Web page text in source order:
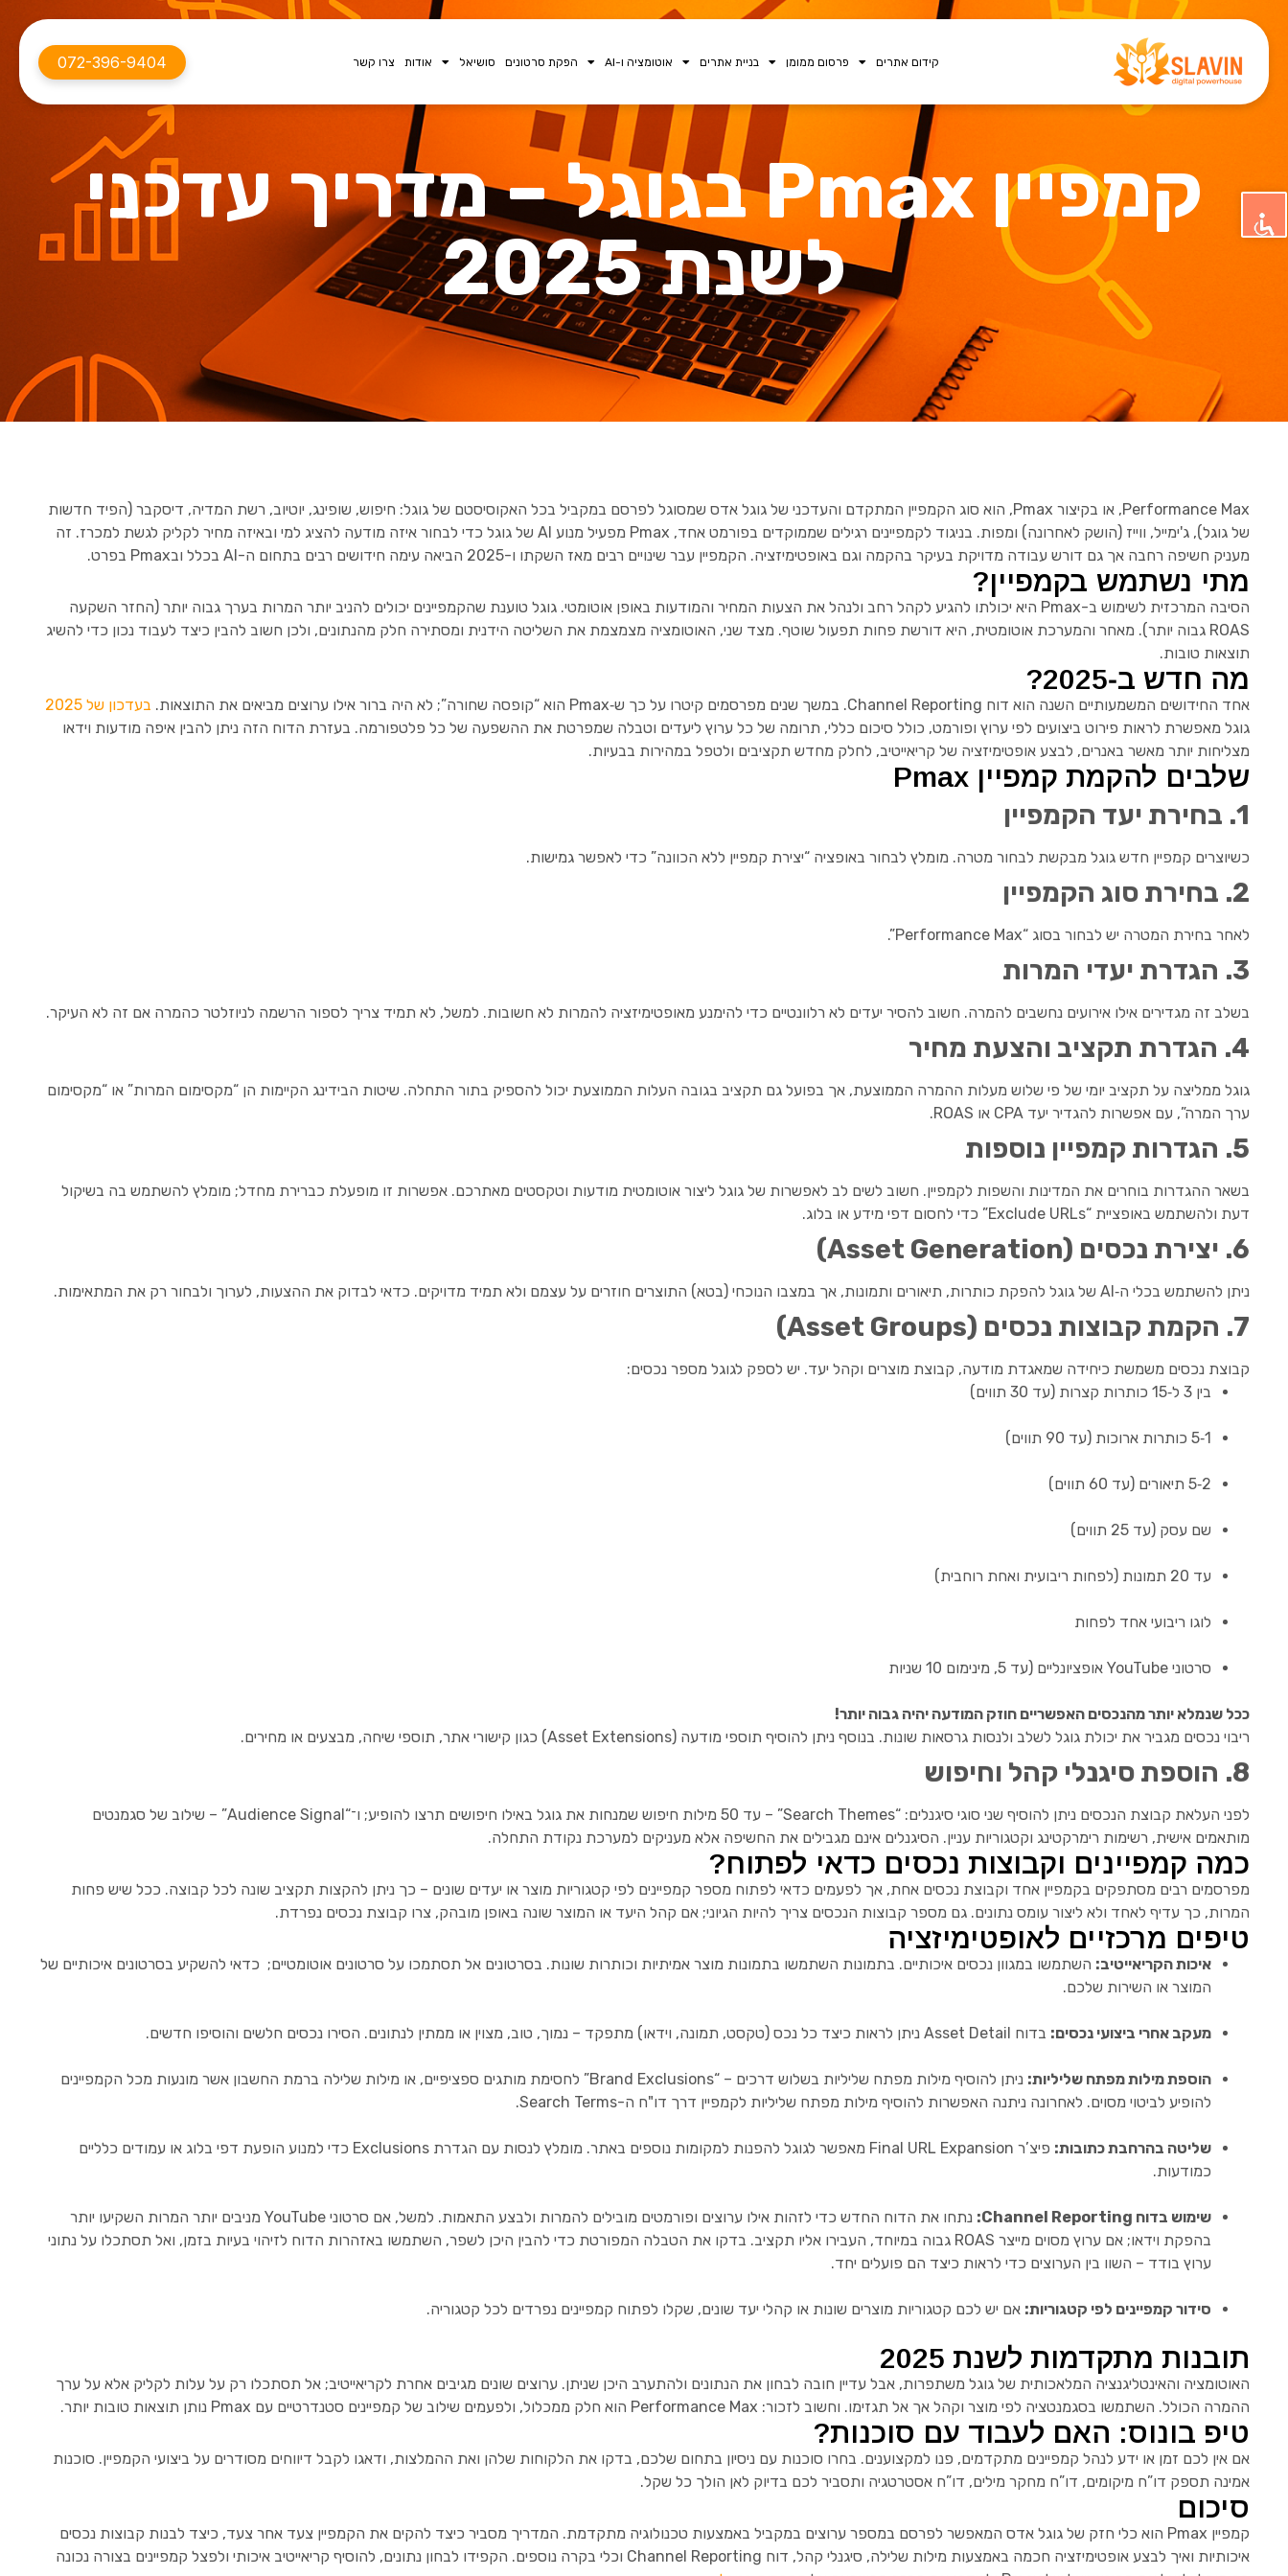
קידום אתרים פרסום ממומן בניית אתרים אוטומציה ו-AI הפקת סרטונים סושיאל אודות צרו קשר 072-396-9404
קמפיין Pmax בגוגל – מדריך עדכני
לשנת 2025
Performance Max, או בקיצור Pmax, הוא סוג הקמפיין המתקדם והעדכני של גוגל אדס שמסוגל לפרסם במקביל בכל האקוסיסטם של גוגל: חיפוש, שופינג, יוטיוב, רשת המדיה, דיסקבר (הפיד חדשות
של גוגל), ג'ימייל, ווייז (הושק לאחרונה) ומפות. בניגוד לקמפיינים רגילים שממוקדים בפורמט אחד, Pmax מפעיל מנוע AI של גוגל כדי לבחור איזה מודעה להציג למי ובאיזה מחיר לקליק לגשת למכרז. זה
מעניק חשיפה רחבה אך גם דורש עבודה מדויקת בעיקר בהקמה וגם באופטימיזציה. הקמפיין עבר שינויים רבים מאז השקתו ו-2025 הביאה עימה חידושים רבים בתחום ה-AI בכלל ובPmax בפרט.
מתי נשתמש בקמפיין?
הסיבה המרכזית לשימוש ב-Pmax היא יכולתו להגיע לקהל רחב ולנהל את הצעות המחיר והמודעות באופן אוטומטי. גוגל טוענת שהקמפיינים יכולים להניב יותר המרות בערך גבוה יותר (החזר השקעה
ROAS גבוה יותר). מאחר והמערכת אוטומטית, היא דורשת פחות תפעול שוטף. מצד שני, האוטומציה מצמצמת את השליטה הידנית ומסתירה חלק מהנתונים, ולכן חשוב להבין כיצד לעבוד נכון כדי להשיג
תוצאות טובות.
מה חדש ב‑2025?
אחד החידושים המשמעותיים השנה הוא דוח Channel Reporting. במשך שנים מפרסמים קיטרו על כך ש‑Pmax הוא “קופסה שחורה”; לא היה ברור אילו ערוצים מביאים את התוצאות.
בעדכון של 2025
גוגל מאפשרת לראות פירוט ביצועים לפי ערוץ ופורמט, כולל סיכום כללי, תרומה של כל ערוץ ליעדים וטבלה שמפרטת את ההשפעה של כל פלטפורמה. בעזרת הדוח הזה ניתן להבין איפה מודעות וידאו
מצליחות יותר מאשר באנרים, לבצע אופטימיזציה של קריאייטיב, לחלק מחדש תקציבים ולטפל במהירות בבעיות.
שלבים להקמת קמפיין Pmax
1. בחירת יעד הקמפיין
כשיוצרים קמפיין חדש גוגל מבקשת לבחור מטרה. מומלץ לבחור באופציה “יצירת קמפיין ללא הכוונה” כדי לאפשר גמישות.
2. בחירת סוג הקמפיין
לאחר בחירת המטרה יש לבחור בסוג “Performance Max”.
3. הגדרת יעדי המרות
בשלב זה מגדירים אילו אירועים נחשבים להמרה. חשוב להסיר יעדים לא רלוונטיים כדי להימנע מאופטימיזציה להמרות לא חשובות. למשל, לא תמיד צריך לספור הרשמה לניוזלטר כהמרה אם זה לא העיקר.
4. הגדרת תקציב והצעת מחיר
גוגל ממליצה על תקציב יומי של פי שלוש מעלות ההמרה הממוצעת, אך בפועל גם תקציב בגובה העלות הממוצעת יכול להספיק בתור התחלה. שיטות הבידינג הקיימות הן “מקסימום המרות” או “מקסימום
ערך המרה”, עם אפשרות להגדיר יעד CPA או ROAS.
5. הגדרות קמפיין נוספות
בשאר ההגדרות בוחרים את המדינות והשפות לקמפיין. חשוב לשים לב לאפשרות של גוגל ליצור אוטומטית מודעות וטקסטים מאתרכם. אפשרות זו מופעלת כברירת מחדל; מומלץ להשתמש בה בשיקול
דעת ולהשתמש באופציית “Exclude URLs” כדי לחסום דפי מידע או בלוג.
6. יצירת נכסים (Asset Generation)
ניתן להשתמש בכלי ה‑AI של גוגל להפקת כותרות, תיאורים ותמונות, אך במצבו הנוכחי (בטא) התוצרים חוזרים על עצמם ולא תמיד מדויקים. כדאי לבדוק את ההצעות, לערוך ולבחור רק את המתאימות.
7. הקמת קבוצות נכסים (Asset Groups)
קבוצת נכסים משמשת כיחידה שמאגדת מודעה, קבוצת מוצרים וקהל יעד. יש לספק לגוגל מספר נכסים:
בין 3 ל‑15 כותרות קצרות (עד 30 תווים)
1‑5 כותרות ארוכות (עד 90 תווים)
2‑5 תיאורים (עד 60 תווים)
שם עסק (עד 25 תווים)
עד 20 תמונות (לפחות ריבועית ואחת רוחבית)
לוגו ריבועי אחד לפחות
סרטוני YouTube אופציונליים (עד 5, מינימום 10 שניות
ככל שנמלא יותר מהנכסים האפשריים חוזק המודעה יהיה גבוה יותר!
ריבוי נכסים מגביר את יכולת גוגל לשלב ולנסות גרסאות שונות. בנוסף ניתן להוסיף תוספי מודעה (Asset Extensions) כגון קישורי אתר, תוספי שיחה, מבצעים או מחירים.
8. הוספת סיגנלי קהל וחיפוש
לפני העלאת קבוצת הנכסים ניתן להוסיף שני סוגי סיגנלים: “Search Themes” – עד 50 מילות חיפוש שמנחות את גוגל באילו חיפושים תרצו להופיע; ו־“Audience Signal” – שילוב של סגמנטים
מותאמים אישית, רשימות רימרקטינג וקטגוריות עניין. הסיגנלים אינם מגבילים את החשיפה אלא מעניקים למערכת נקודת התחלה.
כמה קמפיינים וקבוצות נכסים כדאי לפתוח?
מפרסמים רבים מסתפקים בקמפיין אחד וקבוצת נכסים אחת, אך לפעמים כדאי לפתוח מספר קמפיינים לפי קטגוריות מוצר או יעדים שונים – כך ניתן להקצות תקציב שונה לכל קבוצה. ככל שיש פחות
המרות, כך עדיף לאחד ולא ליצור עומס נתונים. גם מספר קבוצות הנכסים צריך להיות הגיוני; אם קהל היעד או המוצר שונה באופן מובהק, צרו קבוצת נכסים נפרדת.
טיפים מרכזיים לאופטימיזציה
איכות הקריאייטיב: השתמשו במגוון נכסים איכותיים. בתמונות השתמשו בתמונות מוצר אמיתיות וכותרות שונות. בסרטונים אל תסתמכו על סרטונים אוטומטיים; כדאי להשקיע בסרטונים איכותיים של
המוצר או השירות שלכם.
מעקב אחרי ביצועי נכסים: בדוח Asset Detail ניתן לראות כיצד כל נכס (טקסט, תמונה, וידאו) מתפקד – נמוך, טוב, מצוין או ממתין לנתונים. הסירו נכסים חלשים והוסיפו חדשים.
הוספת מילות מפתח שליליות:
ניתן להוסיף מילות מפתח שליליות בשלוש דרכים – “Brand Exclusions” לחסימת מותגים ספציפיים, או מילות שלילה ברמת החשבון אשר מונעות מכל הקמפיינים
להופיע לביטוי מסוים. לאחרונה ניתנה האפשרות להוסיף מילות מפתח שליליות לקמפיין דרך דו"ח ה-Search Terms.
שליטה בהרחבת כתובות:
פיצ’ר Final URL Expansion מאפשר לגוגל להפנות למקומות נוספים באתר. מומלץ לנסות עם הגדרת Exclusions כדי למנוע הופעת דפי בלוג או עמודים כלליים
כמודעות.
שימוש בדוח Channel Reporting:
נתחו את הדוח החדש כדי לזהות אילו ערוצים ופורמטים מובילים להמרות ולבצע התאמות. למשל, אם סרטוני YouTube מניבים יותר המרות השקיעו יותר
בהפקת וידאו; אם ערוץ מסוים מייצר ROAS גבוה במיוחד, העבירו אליו תקציב. בדקו את הטבלה המפורטת כדי להבין היכן לשפר, השתמשו באזהרות הדוח לזיהוי בעיות בזמן, ואל תסתכלו על נתוני
ערוץ בודד – השוו בין הערוצים כדי לראות כיצד הם פועלים יחד.
סידור קמפיינים לפי קטגוריות: אם יש לכם קטגוריות מוצרים שונות או קהלי יעד שונים, שקלו לפתוח קמפיינים נפרדים לכל קטגוריה.
תובנות מתקדמות לשנת 2025
האוטומציה והאינטליגנציה המלאכותית של גוגל משתפרות, אבל עדיין חובה לבחון את הנתונים ולהתערב היכן שניתן. ערוצים שונים מגיבים אחרת לקריאייטיב; אל תסתכלו רק על עלות לקליק אלא על ערך
ההמרה הכולל. השתמשו בסגמנטציה לפי מוצר וקהל אך אל תגזימו. וחשוב לזכור: Performance Max הוא חלק ממכלול, ולפעמים שילוב של קמפיינים סטנדרטיים עם Pmax נותן תוצאות טובות יותר.
טיפ בונוס: האם לעבוד עם סוכנות?
אם אין לכם זמן או ידע לנהל קמפיינים מתקדמים, פנו למקצוענים. בחרו סוכנות עם ניסיון בתחום שלכם, בדקו את הלקוחות שלהן ואת ההמלצות, ודאגו לקבל דיווחים מסודרים על ביצועי הקמפיין. סוכנות
אמינה תספק דו”ח מיקומים, דו”ח מחקר מילים, דו”ח אסטרטגיה ותסביר לכם בדיוק לאן הולך כל שקל.
סיכום
קמפיין Pmax הוא כלי חזק של גוגל אדס המאפשר לפרסם במספר ערוצים במקביל באמצעות טכנולוגיה מתקדמת. המדריך מסביר כיצד להקים את הקמפיין צעד אחר צעד, כיצד לבנות קבוצות נכסים
איכותיות ואיך לבצע אופטימיזציה חכמה באמצעות מילות שלילה, סיגנלי קהל, דוח Channel Reporting וכלי בקרה נוספים. הקפידו לבחון נתונים, להוסיף קריאייטיב איכותי ולפצל קמפיינים בצורה נכונה